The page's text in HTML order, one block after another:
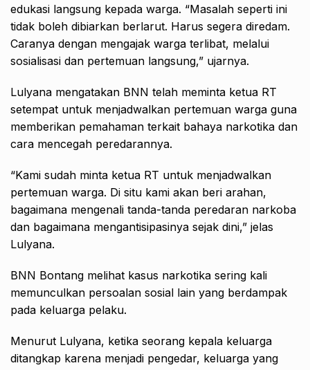
edukasi langsung kepada warga. “Masalah seperti ini
tidak boleh dibiarkan berlarut. Harus segera diredam.
Caranya dengan mengajak warga terlibat, melalui
sosialisasi dan pertemuan langsung,” ujarnya.
Lulyana mengatakan BNN telah meminta ketua RT
setempat untuk menjadwalkan pertemuan warga guna
memberikan pemahaman terkait bahaya narkotika dan
cara mencegah peredarannya.
“Kami sudah minta ketua RT untuk menjadwalkan
pertemuan warga. Di situ kami akan beri arahan,
bagaimana mengenali tanda-tanda peredaran narkoba
dan bagaimana mengantisipasinya sejak dini,” jelas
Lulyana.
BNN Bontang melihat kasus narkotika sering kali
memunculkan persoalan sosial lain yang berdampak
pada keluarga pelaku.
Menurut Lulyana, ketika seorang kepala keluarga
ditangkap karena menjadi pengedar, keluarga yang